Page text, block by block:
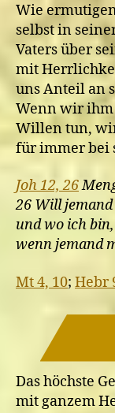
Wie
selbst in
Vaters über
mit
uns Anteil an
Wenn wir ihm
Willen tun,
für immer bei
Joh 12, 26
26 Will
und wo ich
wenn jemand
Mt 4, 10; Hebr
Das höchste
mit ganzem